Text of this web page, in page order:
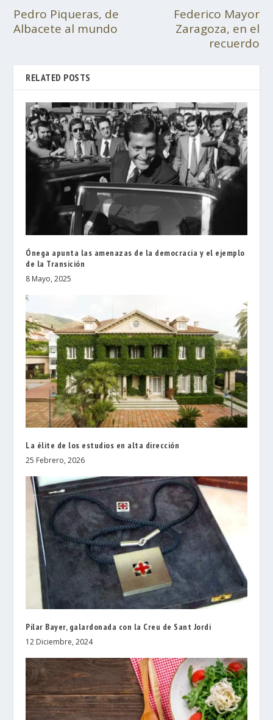
Pedro Piqueras, de
Albacete al mundo
Federico Mayor
Zaragoza, en el
recuerdo
RELATED POSTS
Ónega apunta las amenazas de la democracia y el ejemplo
de la Transición
8 Mayo, 2025
La élite de los estudios en alta dirección
25 Febrero, 2026
Pilar Bayer, galardonada con la Creu de Sant Jordi
12 Diciembre, 2024